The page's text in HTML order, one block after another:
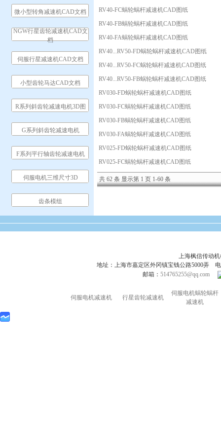
微小型转角减速机CAD文档
NGW行星齿轮减速机CAD文
档
伺服行星减速机CAD文档
小型齿轮马达CAD文档
R系列斜齿轮减速电机3D图
G系列斜齿轮减速电机
F系列平行轴齿轮减速电机
伺服电机三维尺寸3D
齿条模组
RV40-FC蜗轮蜗杆减速机CAD图纸
RV40-FB蜗轮蜗杆减速机CAD图纸
RV40-FA蜗轮蜗杆减速机CAD图纸
RV40...RV50-FD蜗轮蜗杆减速机CAD图纸
RV40...RV50-FC蜗轮蜗杆减速机CAD图纸
RV40...RV50-FB蜗轮蜗杆减速机CAD图纸
RV030-FD蜗轮蜗杆减速机CAD图纸
RV030-FC蜗轮蜗杆减速机CAD图纸
RV030-FB蜗轮蜗杆减速机CAD图纸
RV030-FA蜗轮蜗杆减速机CAD图纸
RV025-FD蜗轮蜗杆减速机CAD图纸
RV025-FC蜗轮蜗杆减速机CAD图纸
共 62 条 显示第 1 页 1-60 条
上海枫信传动
地址：上海市嘉定区外冈镇宝钱公路5000弄 电
邮箱：514765255@qq.com
伺服电机减速机 行星齿轮减速机
伺服电机蜗轮蜗杆
减速机